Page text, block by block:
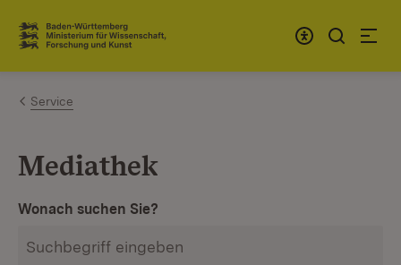
Zum Inhalt springen
Link zur Startseite
Service
Mediathek
Wonach suchen Sie?